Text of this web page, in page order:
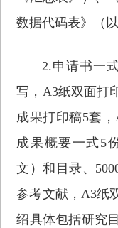
数据代码表》（
2.申请书一
写，A3纸双面打
成果打印稿5套
成果概要一式5
文）和目录、
参考文献，A3纸
绍具体包括研究